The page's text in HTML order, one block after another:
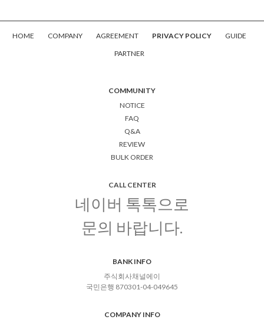
HOME COMPANY AGREEMENT PRIVACY POLICY
GUIDE
PARTNER
COMMUNITY
NOTICE
FAQ
Q&A
REVIEW
BULK ORDER
CALL CENTER
네이버 톡톡으로
문의 바랍니다.
BANK INFO
주식회사채널에이
국민은행 870301-04-049645
COMPANY INFO